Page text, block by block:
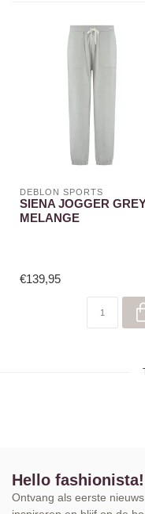
DEBLON SPORTS
SIENA JOGGER
MELANGE
€139,95
Hello fashionista!
Ontvang als eerste